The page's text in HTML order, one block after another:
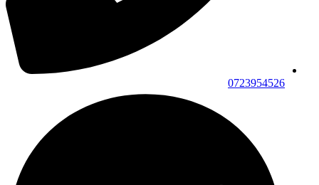
0723954526